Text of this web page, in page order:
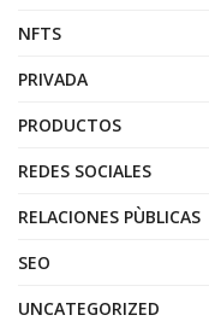
NFTS
PRIVADA
PRODUCTOS
REDES SOCIALES
RELACIONES PÙBLICAS
SEO
UNCATEGORIZED